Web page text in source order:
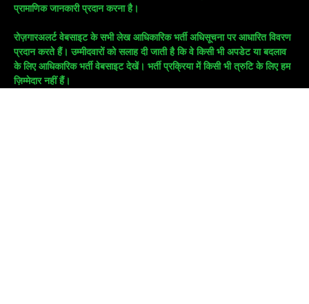
प्रामाणिक जानकारी प्रदान करना है।
रोज़गारअलर्ट वेबसाइट के सभी लेख आधिकारिक भर्ती अधिसूचना पर आधारित विवरण
प्रदान करते हैं। उम्मीदवारों को सलाह दी जाती है कि वे किसी भी अपडेट या बदलाव
के लिए आधिकारिक भर्ती वेबसाइट देखें। भर्ती प्रक्रिया में किसी भी त्रुटि के लिए हम
ज़िम्मेदार नहीं हैं।